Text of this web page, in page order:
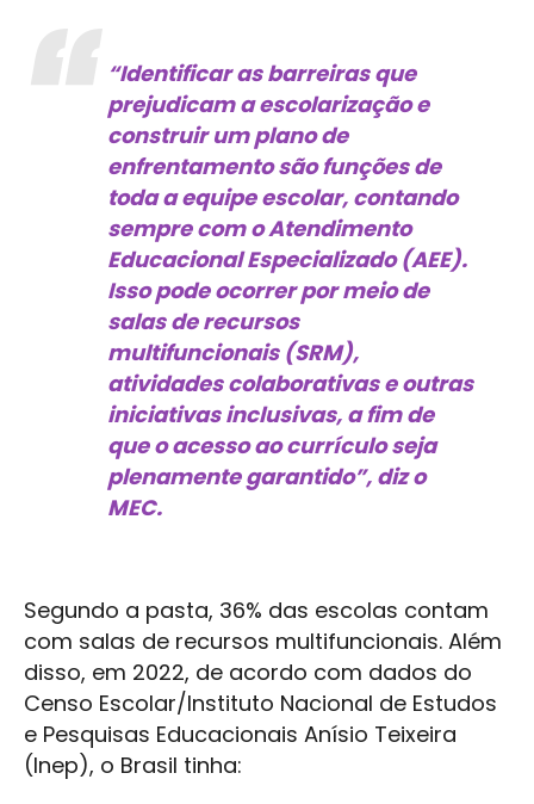
“Identificar as barreiras que
prejudicam a escolarização e
construir um plano de
enfrentamento são funções de
toda a equipe escolar, contando
sempre com o Atendimento
Educacional Especializado (AEE).
Isso pode ocorrer por meio de
salas de recursos
multifuncionais (SRM),
atividades colaborativas e outras
iniciativas inclusivas, a fim de
que o acesso ao currículo seja
plenamente garantido”, diz o
MEC.
Segundo a pasta, 36% das escolas contam
com salas de recursos multifuncionais. Além
disso, em 2022, de acordo com dados do
Censo Escolar/Instituto Nacional de Estudos
e Pesquisas Educacionais Anísio Teixeira
(Inep), o Brasil tinha: